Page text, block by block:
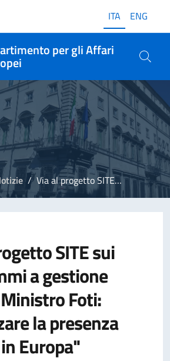
ITA ENG
per gli Affari
Via al progetto SITE sui programmi a gestione diretta. Ministro Foti: "Rafforzare la presenza italiana in Europa"
SITE sui
a gestione
Foti:
la presenza
Europa"